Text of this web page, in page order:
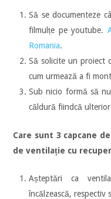
Să se documenteze
filmulțe pe youtube.
Romania.
Să solicite un proiect
cum urmează a fi
Sub nicio formă să
căldură fiindcă
Care sunt 3 capcane
de ventilație cu
Așteptări ca
încălzească, respectiv